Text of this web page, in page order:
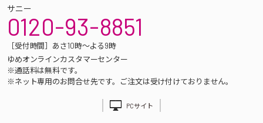
サニー
0120-93-8851
［受付時間］あさ10時～よる9時
ゆめオンラインカスタマーセンター
※通話料は無料です。
※ネット専用のお問合せ先です。ご注文は受け付けておりません。
PCサイト